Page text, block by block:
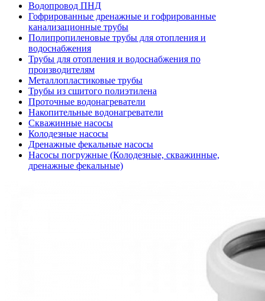
Водопровод ПНД
Гофрированные дренажные и гофрированные
канализационные трубы
Полипропиленовые трубы для отопления и
водоснабжения
Трубы для отопления и водоснабжения по
производителям
Металлопластиковые трубы
Трубы из сшитого полиэтилена
Проточные водонагреватели
Накопительные водонагреватели
Скважинные насосы
Колодезные насосы
Дренажные фекальные насосы
Насосы погружные (Колодезные, скважинные,
дренажные фекальные)